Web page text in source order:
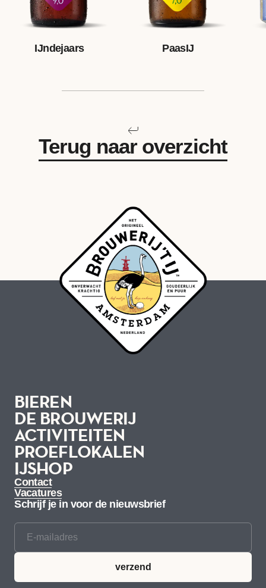
IJndejaars PaasIJ
Terug naar overzicht
BIEREN
DE BROUWERIJ
DE BROUWERIJ
ACTIVITEITEN
ACTIVITEITEN
PROEFLOKALEN
PROEFLOKALEN
IJSHOP
IJSHOP
Contact
Vacatures
Schrijf je in voor de nieuwsbrief
verzend